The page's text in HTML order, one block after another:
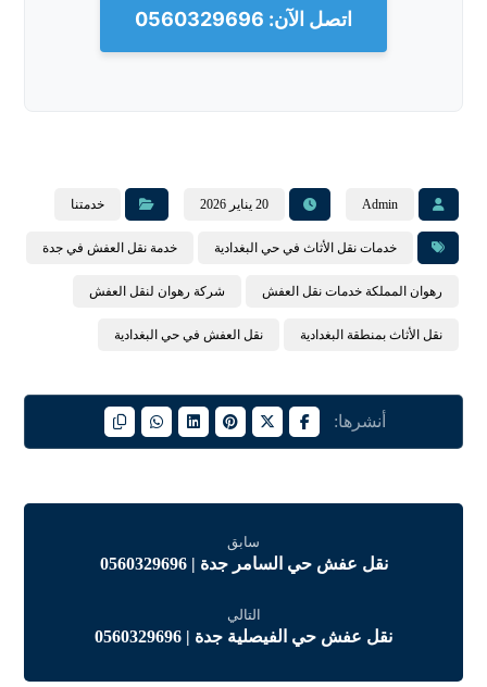
اتصل الآن: 0560329696
Admin 20 يناير 2026 خدمتنا
خدمات نقل الأثاث في حي البغدادية خدمة نقل العفش في جدة
رهوان المملكة خدمات نقل العفش شركة رهوان لنقل العفش
نقل الأثاث بمنطقة البغدادية نقل العفش في حي البغدادية
سابق
نقل عفش حي السامر جدة | 0560329696
التالي
نقل عفش حي الفيصلية جدة | 0560329696